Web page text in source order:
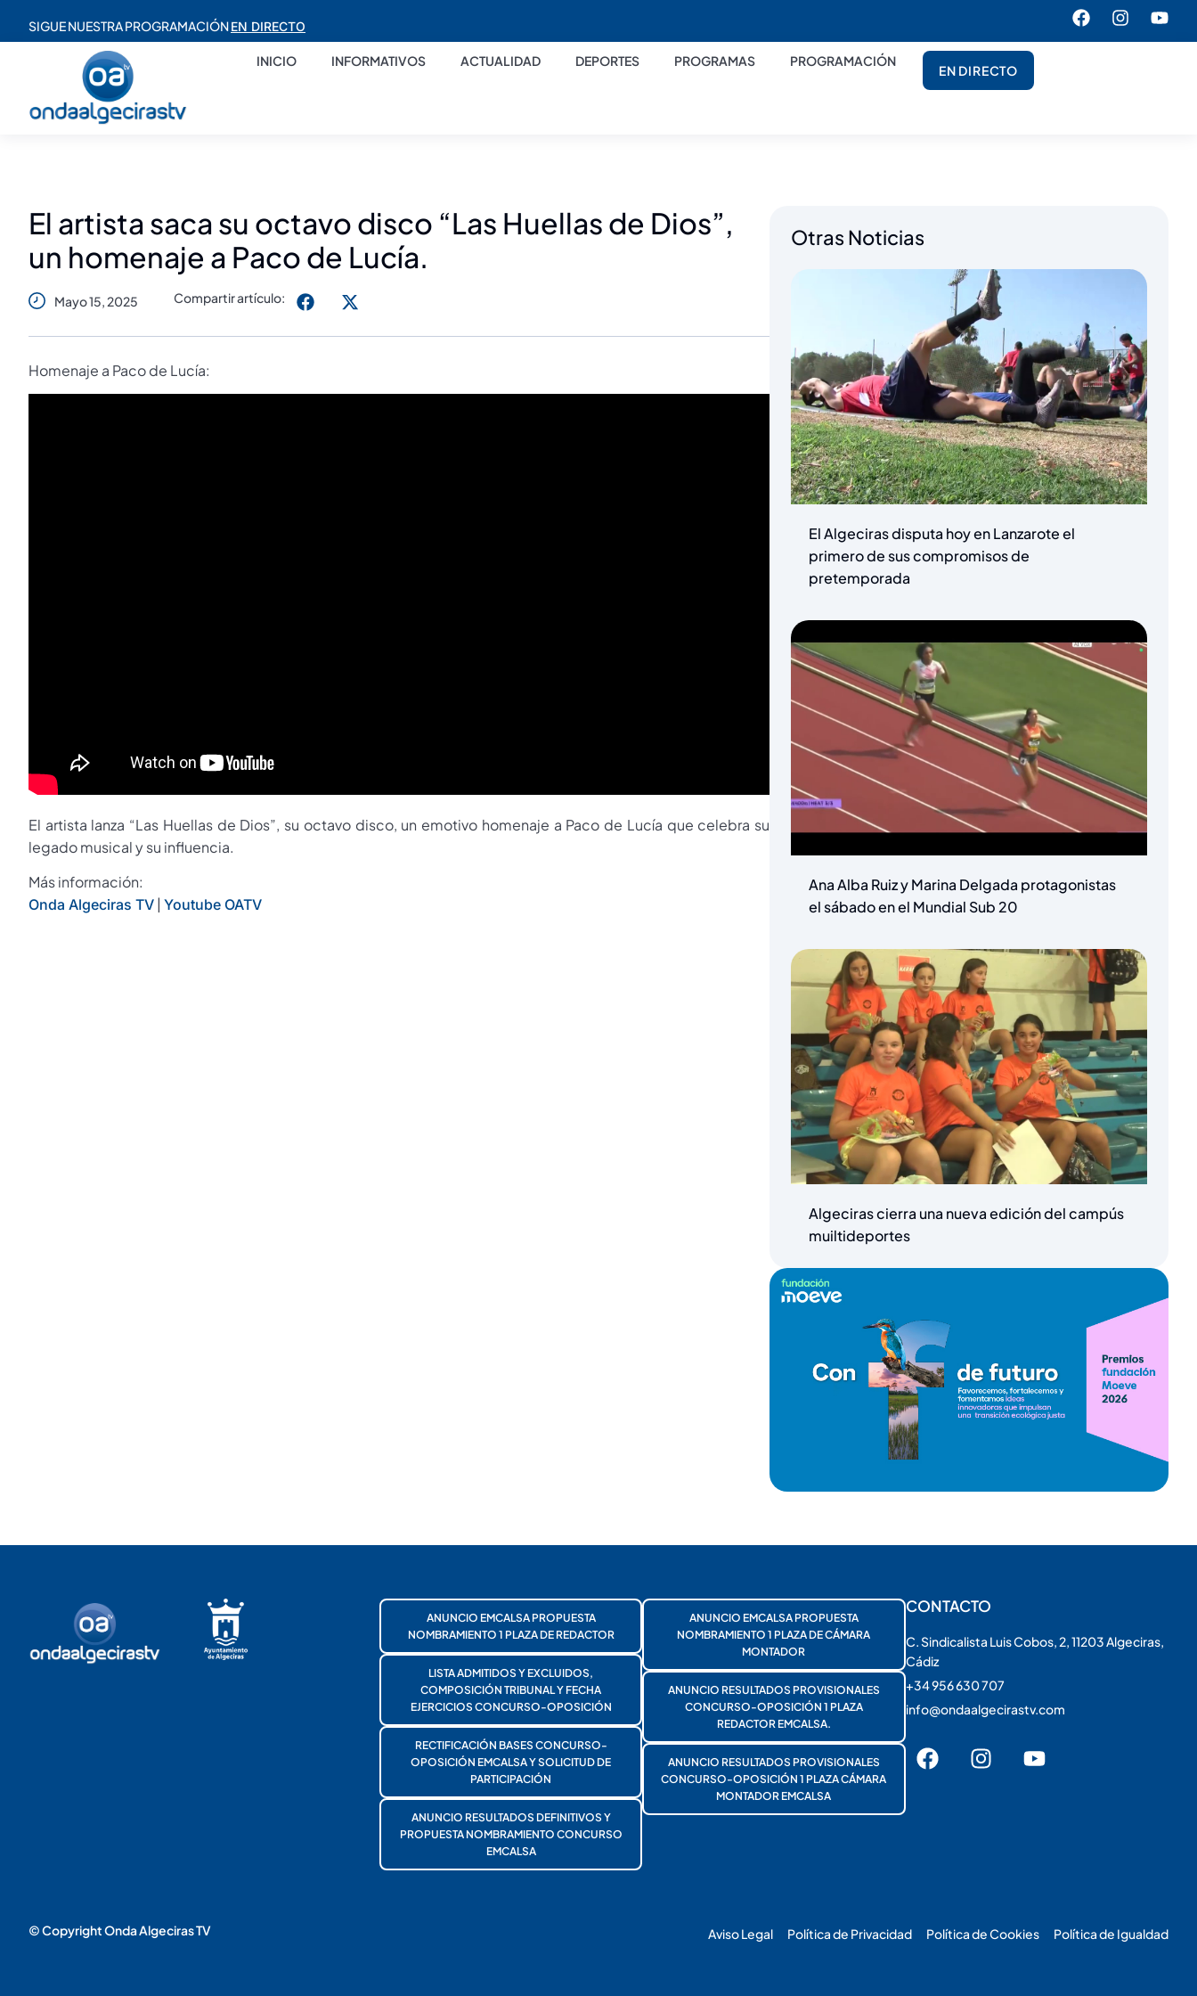
SIGUE NUESTRA PROGRAMACIÓNEN DIRECTO
INICIO INFORMATIVOS ACTUALIDAD DEPORTES PROGRAMAS PROGRAMACIÓN
EN DIRECTO
El artista saca su octavo disco “Las Huellas de Dios”,
un homenaje a Paco de Lucía.
Mayo 15, 2025 Compartir artículo:
Homenaje a Paco de Lucía:
El artista lanza “Las Huellas de Dios”, su octavo disco, un emotivo homenaje a Paco de Lucía que celebra su
legado musical y su influencia.
Más información:
Onda Algeciras TV | Youtube OATV
Otras Noticias
El Algeciras disputa hoy en Lanzarote el
primero de sus compromisos de
pretemporada
Ana Alba Ruiz y Marina Delgada protagonistas
el sábado en el Mundial Sub 20
Algeciras cierra una nueva edición del campús
muiltideportes
ANUNCIO EMCALSA PROPUESTA
NOMBRAMIENTO 1 PLAZA DE REDACTOR
LISTA ADMITIDOS Y EXCLUIDOS,
COMPOSICIÓN TRIBUNAL Y FECHA
EJERCICIOS CONCURSO-OPOSICIÓN
RECTIFICACIÓN BASES CONCURSO-
OPOSICIÓN EMCALSA Y SOLICITUD DE
PARTICIPACIÓN
ANUNCIO RESULTADOS DEFINITIVOS Y
PROPUESTA NOMBRAMIENTO CONCURSO
EMCALSA
ANUNCIO EMCALSA PROPUESTA
NOMBRAMIENTO 1 PLAZA DE CÁMARA
MONTADOR
ANUNCIO RESULTADOS PROVISIONALES
CONCURSO-OPOSICIÓN 1 PLAZA
REDACTOR EMCALSA.
ANUNCIO RESULTADOS PROVISIONALES
CONCURSO-OPOSICIÓN 1 PLAZA CÁMARA
MONTADOR EMCALSA
CONTACTO
C. Sindicalista Luis Cobos, 2, 11203 Algeciras,
Cádiz
+34 956 630 707
info@ondaalgecirastv.com
© Copyright Onda Algeciras TV Aviso Legal Política de Privacidad Política de Cookies Política de Igualdad